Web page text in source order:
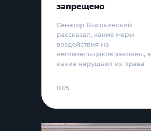
запрещено
Сенатор Высокинский
рассказал, какие меры
воздействия на
неплательщиков законны, а
какие нарушают их права
11:05